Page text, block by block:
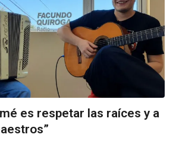
es respetar las raíces y a